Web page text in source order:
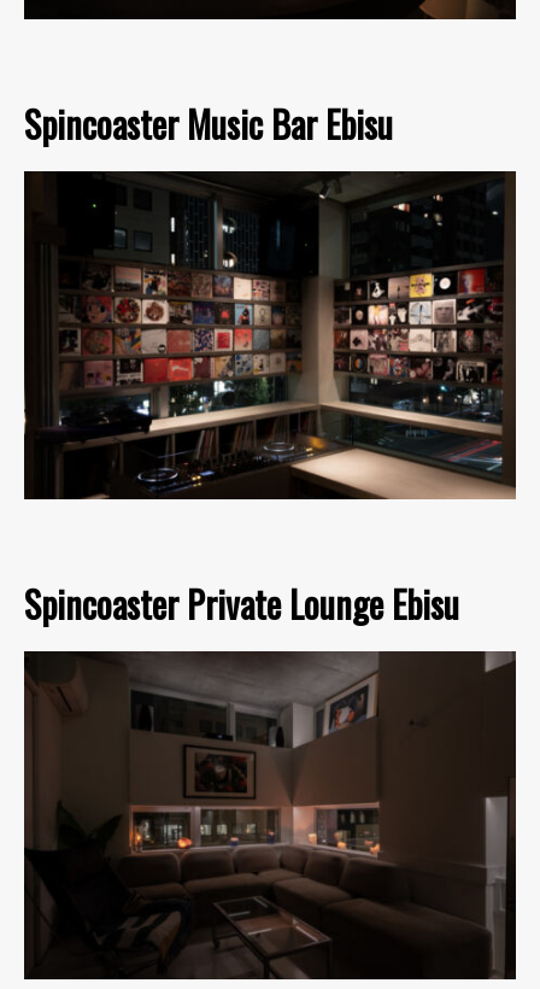
Spincoaster Music Bar Ebisu
Spincoaster Private Lounge Ebisu